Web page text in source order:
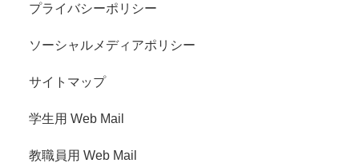
プライバシーポリシー
ソーシャルメディアポリシー
サイトマップ
学生用 Web Mail
教職員用 Web Mail